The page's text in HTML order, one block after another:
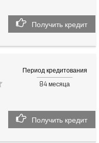
Получить кредит
Период кредитования
84месяца
Получить кредит